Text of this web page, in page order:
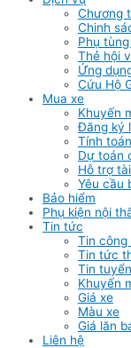
Chương
Chinh
Phụ
Thẻ hội
Ứng
Cứu Hộ
Mua xe
Khuyến
Đăng ký
Tính
Dự toán
Hỗ trợ
Yêu cầu
Bảo hiểm
Phụ kiện nội
Tin tức
Tin công
Tin tức
Tin
Khuyến
Giá xe
Màu xe
Giá lăn
Liên hệ